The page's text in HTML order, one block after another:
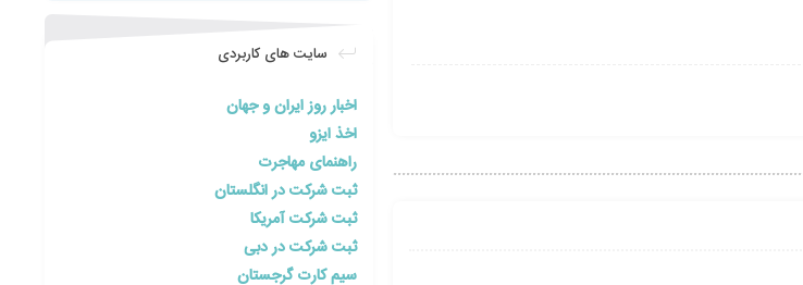
سایت های کاربردی
اخبار روز ایران و جهان
اخذ ایزو
راهنمای مهاجرت
ثبت شرکت در انگلستان
ثبت شرکت آمریکا
ثبت شرکت در دبی
سیم کارت گرجستان